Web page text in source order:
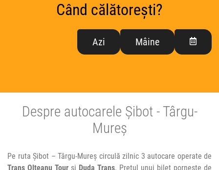
Când călătorești?
Azi Mâine
Despre autocarele Șibot - Târgu-
Mureș
Pe ruta Șibot – Târgu-Mureș circulă zilnic 3 autocare operate de
Trans Olteanu Tour și Duda Trans. Prețul unui bilet pornește de